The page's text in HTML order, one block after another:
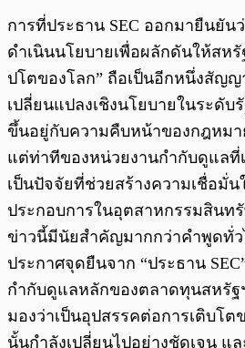
การที่ประธาน SEC ออกมายืนยัน
ดำเนินนโยบายเพื่อผลักดันให้สหรั
ปโตของโลก” ถือเป็นอีกหนึ่งสัญ
เปลี่ยนแปลงเชิงนโยบายในระดับ
ขึ้นอยู่กับความคืบหน้าของกฎหมา
แต่ท่าทีของหน่วยงานกำกับดูแลที่
เป็นปัจจัยที่ช่วยสร้างความเชื่อมั่
ประกอบการในอุตสาหกรรมสินท
ข่าวนี้มีนัยสำคัญมากกว่าคำพูดทั่ว
ประกาศจุดยืนจาก “ประธาน
กำกับดูแลหลักของตลาดทุนสหรัฐ
มองว่าเป็นอุปสรรคต่อการเติบโ
นั้นกำลังเปลี่ยนไปอย่างชัดเจน แ